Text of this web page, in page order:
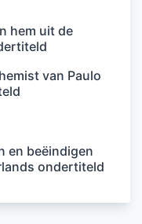
hem uit de
van Paulo
en beëindigen
ondertiteld